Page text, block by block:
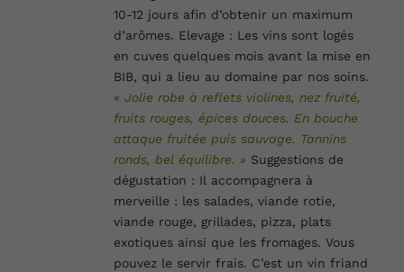
10-12 jours afin d’obtenir un maximum
d’arômes. Elevage : Les vins sont logés
en cuves quelques mois avant la mise en
BIB, qui a lieu au domaine par nos soins.
« Jolie robe à reflets violines, nez fruité,
fruits rouges, épices douces. En bouche
attaque fruitée puis sauvage. Tannins
ronds, bel équilibre. » Suggestions de
dégustation : Il accompagnera à
merveille : les salades, viande rotie,
viande rouge, grillades, pizza, plats
exotiques ainsi que les fromages. Vous
pouvez le servir frais. C’est un vin friand